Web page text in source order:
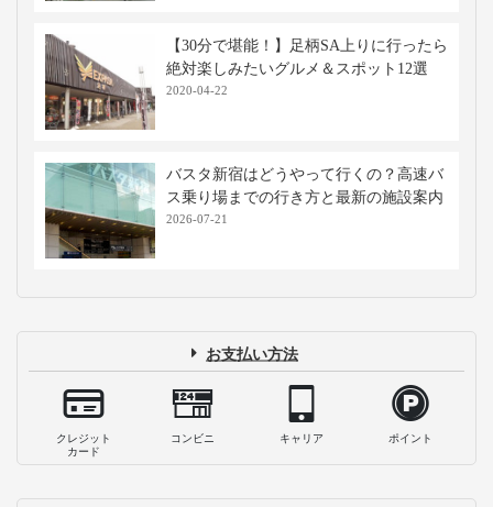
【30分で堪能！】足柄SA上りに行ったら
絶対楽しみたいグルメ＆スポット12選
2020-04-22
バスタ新宿はどうやって行くの？高速バ
ス乗り場までの行き方と最新の施設案内
2026-07-21
お支払い方法
クレジット
カード
コンビニ キャリア ポイント